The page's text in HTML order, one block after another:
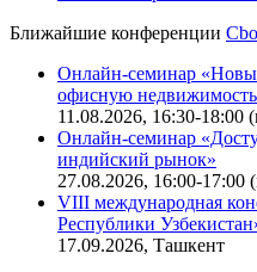
Поиск котировок
Ближайшие конференции
Онлайн-семинар
офисную
11.08.2026, 16:30-18:00
Онлайн-семинар
индийский рынок»